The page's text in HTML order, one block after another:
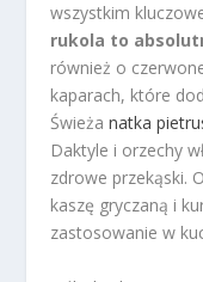
wszystkim
rukola to
również o
kaparach, które
Świeżanatka
Daktyle i orzechy
zdrowe przekąski.
kaszę gryczaną i
zastosowanie w